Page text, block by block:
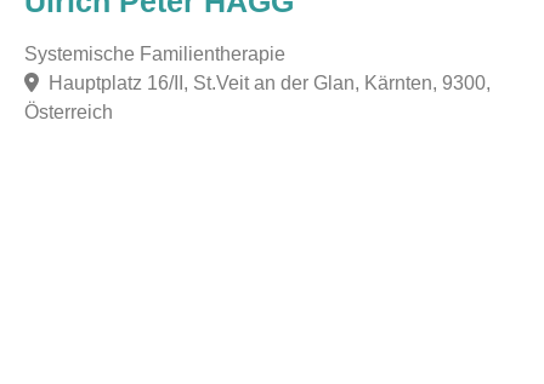
Systemische Familientherapie
Hauptplatz 16/II, St.Veit an der Glan, Kärnten, 9300,
Österreich